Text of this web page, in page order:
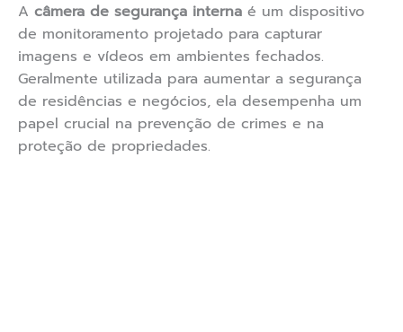
A câmera de segurança interna é um dispositivo
de monitoramento projetado para capturar
imagens e vídeos em ambientes fechados.
Geralmente utilizada para aumentar a segurança
de residências e negócios, ela desempenha um
papel crucial na prevenção de crimes e na
proteção de propriedades.